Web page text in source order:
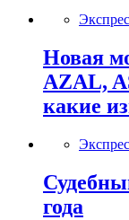
Новая
AZAL,
какие
года